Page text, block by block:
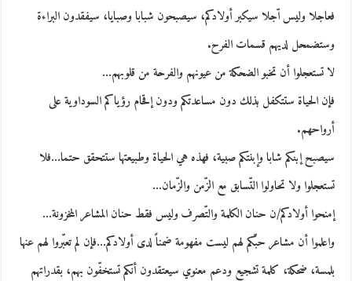
فعاجلا وليس اّجلا سيكبر أولادكم، سيصبحون شبابا وصبايا، سيفقدون البراءة
وستضمحل لديهم قسمات الفرح.
لا تستعجلوا أن تخبو الضحكة من عيونهم والفرحة من قلوبهم…
فإن الحياة ستتكفل بذلك دون مساعدتكم ودون إقحام رؤياكم السوداوية على
أرواحهم.
سيصبح إبنكم شابا وإبنتكم صبية، فهذه هي الحياة وطبيعتها ستتحقق حتما…فلا
تستعجلوا ولا تحاولوا التّسابق مع الزّمن والزّمان…
إمنحوا أولادكم/ن حنان الكلمة والتّصرف وليس فقط حنان المشاعر المخزونة…
واعلموا أن مشاعر حبّكم لهم ليست مفهومة ضمناً لدى أولادكم…فإن لم تعبّروا لهم عنها
بلمسة، ضحكة، كلمة تشجيع ودعم معنوي سيعتقدون أنكم تستخفّون بهم، بقدراتهم